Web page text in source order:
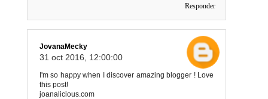
Responder
JovanaMecky
31 oct 2016, 12:00:00
I'm so happy when I discover amazing blogger ! Love
this post!
joanalicious.com